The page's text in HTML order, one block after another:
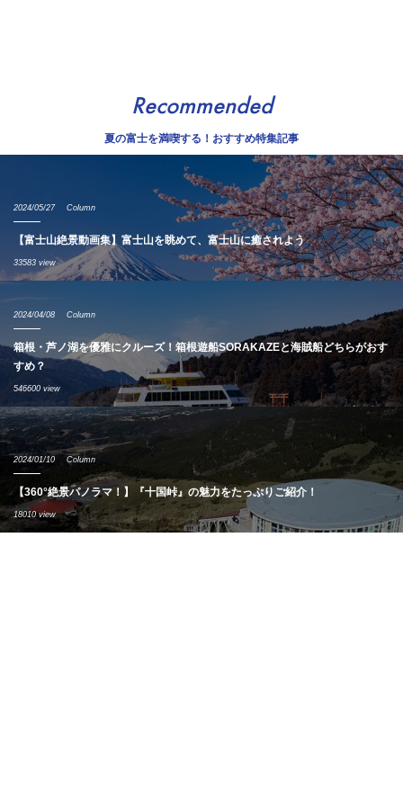
Recommended
夏の富士を満喫する！おすすめ特集記事
2024/05/27 Column
【富士山絶景動画集】富士山を眺めて、富士山に癒されよう
33583 view
2024/04/08 Column
箱根・芦ノ湖を優雅にクルーズ！箱根遊船SORAKAZEと海賊船どちらがおす
すめ？
546600 view
2024/01/10 Column
【360°絶景パノラマ！】『十国峠』の魅力をたっぷりご紹介！
18010 view